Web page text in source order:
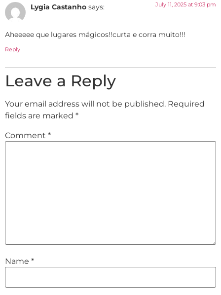
Lygia Castanho says: July 11, 2025 at 9:03 pm
Aheeeee que lugares mágicos!!curta e corra muito!!!
Reply
Leave a Reply
Your email address will not be published. Required
fields are marked *
Comment *
Name *